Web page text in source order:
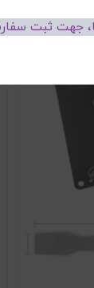
جهت ثبت